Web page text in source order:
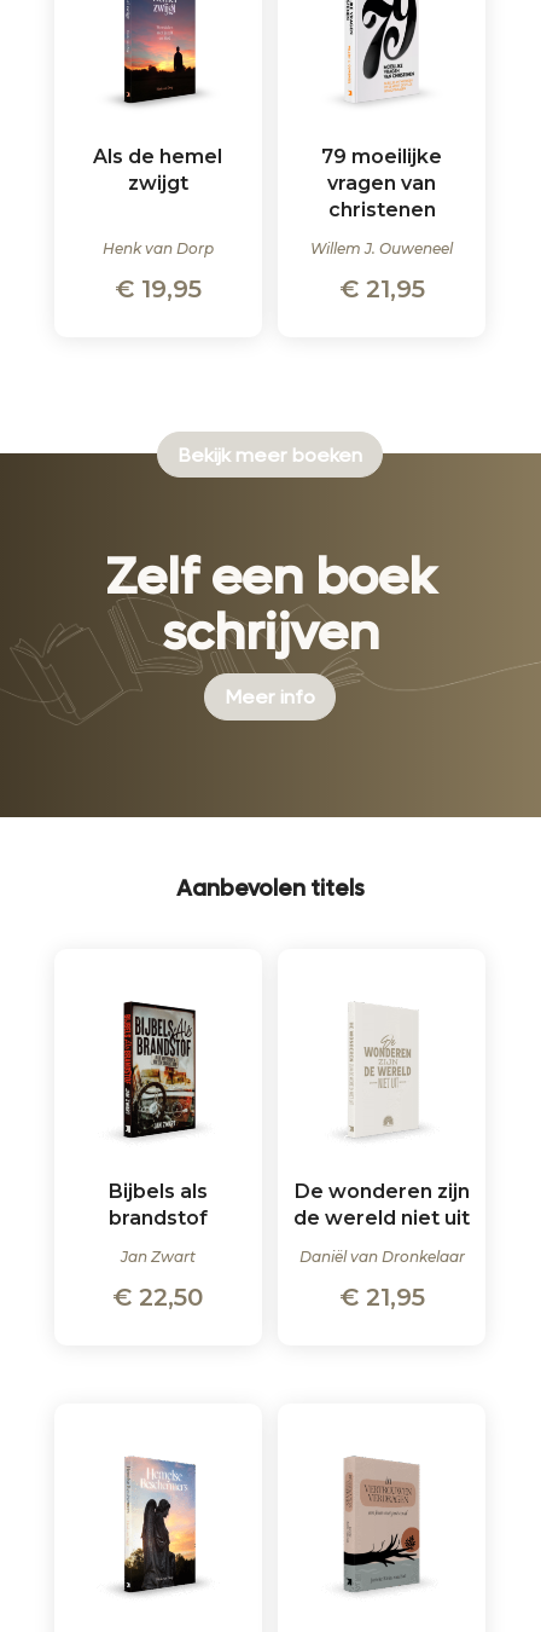
Als de hemel
zwijgt
Henk van Dorp
€19,95
79 moeilijke
vragen van
christenen
Willem J. Ouweneel
€21,95
Bekijk meer boeken
Zelf een boek
schrijven
Meer info
Aanbevolen titels
Bijbels als
brandstof
Jan Zwart
€ 22,50
De wonderen zijn
de wereld niet uit
Daniël van Dronkelaar
€21,95